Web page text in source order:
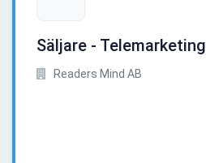
Säljare - Telemarketing
Readers Mind AB